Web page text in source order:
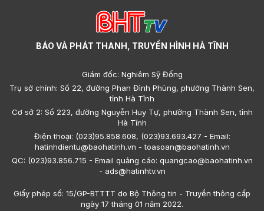
BÁO VÀ PHÁT THANH, TRUYỀN HÌNH HÀ TĨNH
Giám đốc: Nghiêm Sỹ Đống
Trụ sở chính: Số 22, đường Phan Đình Phùng, phường Thành Sen,
tỉnh Hà Tĩnh
Cơ sở 2: Số 223, đường Nguyễn Huy Tự, phường Thành Sen, tỉnh
Hà Tĩnh
Điện thoại: (023)95.858.608, (023)93.693.427 - Email:
hatinhdientu@baohatinh.vn - toasoan@baohatinh.vn
QC: (023)93.856.715 - Email quảng cáo: quangcao@baohatinh.vn
- ads@hatinhtv.vn
Giấy phép số: 15/GP-BTTTT do Bộ Thông tin - Truyền thông cấp
ngày 17 tháng 01 năm 2022.